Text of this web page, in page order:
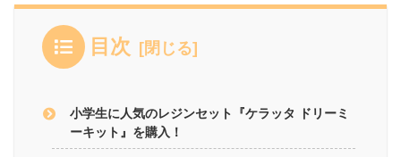
目次
小学生に人気のレジンセット『ケラッタ ドリーミ
ーキット』を購入！